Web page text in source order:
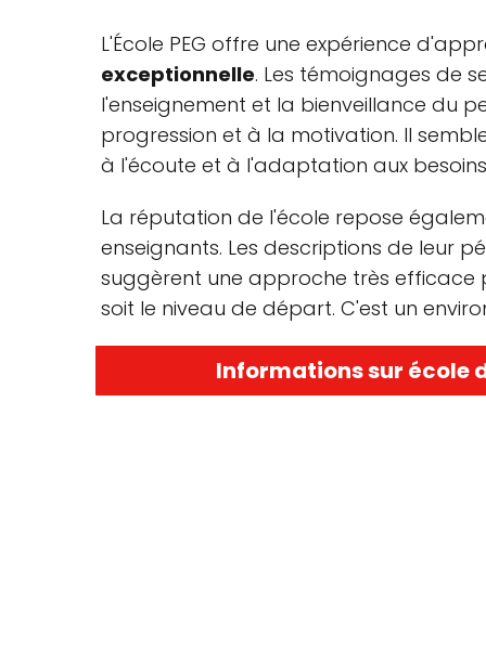
L'École PEG offre une expérience
exceptionnelle. Les témoignages de
l'enseignement et la bienveillance du
progression et à la motivation. Il
à l'écoute et à l'adaptation aux
La réputation de l'école repose
enseignants. Les descriptions de leur
suggèrent une approche très efficace
soit le niveau de départ. C'est un
Informations sur école